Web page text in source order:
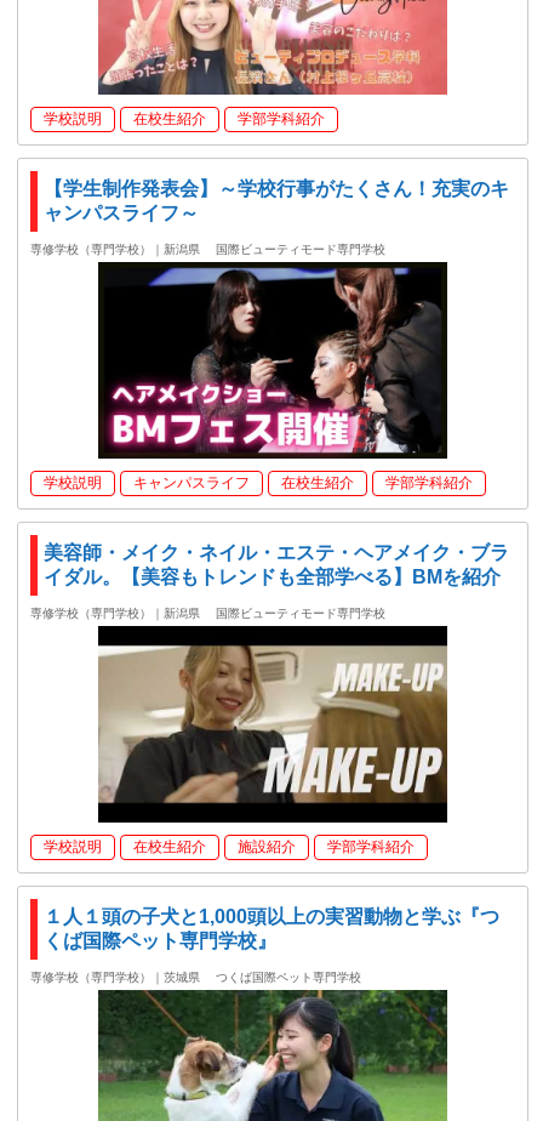
学校説明 在校生紹介 学部学科紹介
【学生制作発表会】～学校行事がたくさん！充実のキ
ャンパスライフ～
専修学校（専門学校）｜新潟県 国際ビューティモード専門学校
学校説明 キャンパスライフ 在校生紹介 学部学科紹介
美容師・メイク・ネイル・エステ・ヘアメイク・ブラ
イダル。【美容もトレンドも全部学べる】BMを紹介
専修学校（専門学校）｜新潟県 国際ビューティモード専門学校
学校説明 在校生紹介 施設紹介 学部学科紹介
１人１頭の子犬と1,000頭以上の実習動物と学ぶ『つ
くば国際ペット専門学校』
専修学校（専門学校）｜茨城県 つくば国際ペット専門学校